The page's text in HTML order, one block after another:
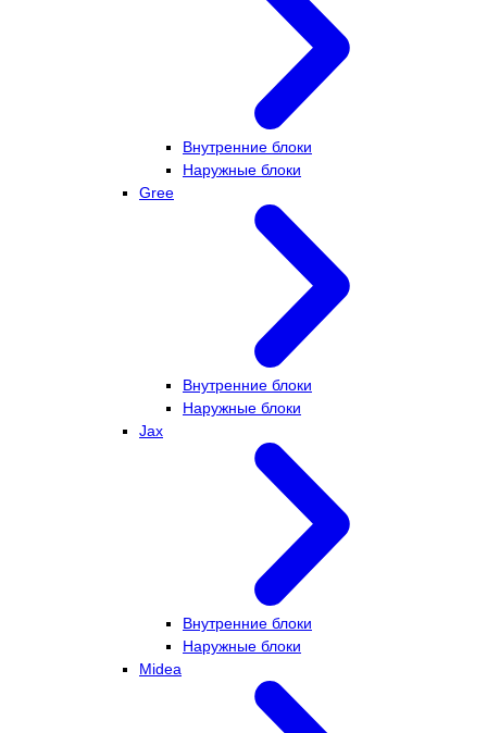
Внутренние блоки
Наружные блоки
Gree
Внутренние блоки
Наружные блоки
Jax
Внутренние блоки
Наружные блоки
Midea